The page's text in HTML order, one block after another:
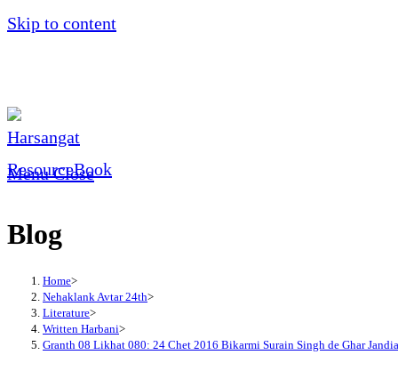
Skip to content
Menu Close
Blog
Home>
Nehaklank Avtar 24th>
Literature>
Written Harbani>
Granth 08 Likhat 080: 24 Chet 2016 Bikarmi Surain Singh de Ghar